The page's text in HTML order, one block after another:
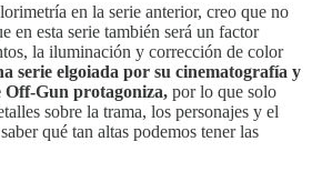
en la serie anterior, creo que no
en esta serie también será un factor
la iluminación y corrección de color
serie elgoiada por su cinematografía y
Off-Gun protagoniza, por lo que solo
sobre la trama, los personajes y el
qué tan altas podemos tener las